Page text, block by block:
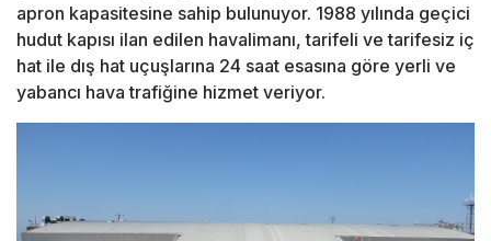
apron kapasitesine sahip bulunuyor. 1988 yılında geçici
hudut kapısı ilan edilen havalimanı, tarifeli ve tarifesiz iç
hat ile dış hat uçuşlarına 24 saat esasına göre yerli ve
yabancı hava trafiğine hizmet veriyor.